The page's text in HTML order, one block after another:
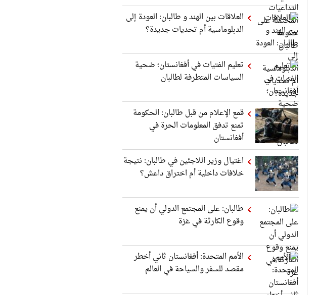
العلاقات بين الهند و طالبان: العودة إلى
الدبلوماسية أم تحديات جديدة؟
تعليم الفتيات في أفغانستان؛ ضحية
السياسات المتطرفة لطالبان
قمع الإعلام من قبل طالبان: الحكومة
تمنع تدفق المعلومات الحرة في
أفغانستان
اغتيال وزير اللاجئين في طالبان: نتيجة
خلافات داخلية أم اختراق داعش؟
طالبان: على المجتمع الدولي أن يمنع
وقوع الكارثة في غزة
الأمم المتحدة: أفغانستان ثاني أخطر
مقصد للسفر والسياحة في العالم